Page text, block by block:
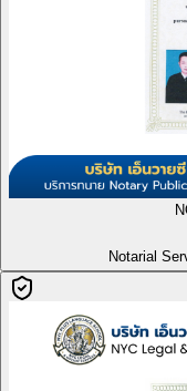
Notarial